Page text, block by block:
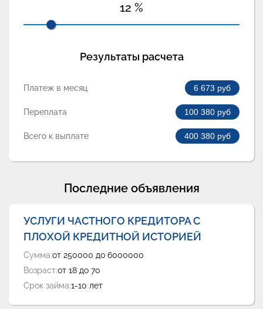
12 %
Результаты расчета
Платеж в месяц 6 673 руб
Переплата 100 380 руб
Всего к выплате 400 380 руб
Последние объявления
УСЛУГИ ЧАСТНОГО КРЕДИТОРА С
ПЛОХОЙ КРЕДИТНОЙ ИСТОРИЕЙ
Сумма:от 250000 до 6000000
Возраст:от 18 до 70
Срок займа:1-10 лет